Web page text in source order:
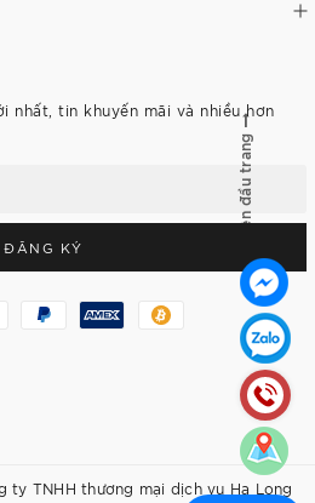
nhất, tin khuyến mãi và nhiều hơn
ĐĂNG KÝ
ty TNHH thương mại dịch vụ Hạ Long
Lên đầu trang